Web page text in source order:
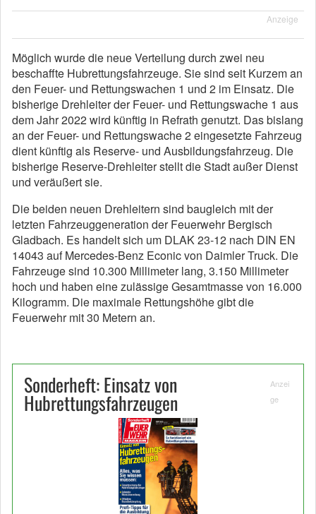
Anzeige
Möglich wurde die neue Verteilung durch zwei neu
beschaffte Hubrettungsfahrzeuge. Sie sind seit Kurzem an
den Feuer- und Rettungswachen 1 und 2 im Einsatz. Die
bisherige Drehleiter der Feuer- und Rettungswache 1 aus
dem Jahr 2022 wird künftig in Refrath genutzt. Das bislang
an der Feuer- und Rettungswache 2 eingesetzte Fahrzeug
dient künftig als Reserve- und Ausbildungsfahrzeug. Die
bisherige Reserve-Drehleiter stellt die Stadt außer Dienst
und veräußert sie.
Die beiden neuen Drehleitern sind baugleich mit der
letzten Fahrzeuggeneration der Feuerwehr Bergisch
Gladbach. Es handelt sich um DLAK 23-12 nach DIN EN
14043 auf Mercedes-Benz Econic von Daimler Truck. Die
Fahrzeuge sind 10.300 Millimeter lang, 3.150 Millimeter
hoch und haben eine zulässige Gesamtmasse von 16.000
Kilogramm. Die maximale Rettungshöhe gibt die
Feuerwehr mit 30 Metern an.
Sonderheft: Einsatz von
Hubrettungsfahrzeugen
Anzei
ge